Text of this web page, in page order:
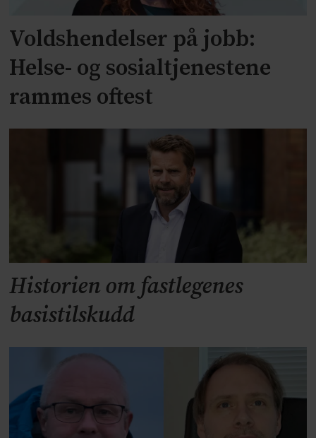
Voldshendelser på jobb:
Helse- og sosialtjenestene
rammes oftest
Historien om fastlegenes
basistilskudd